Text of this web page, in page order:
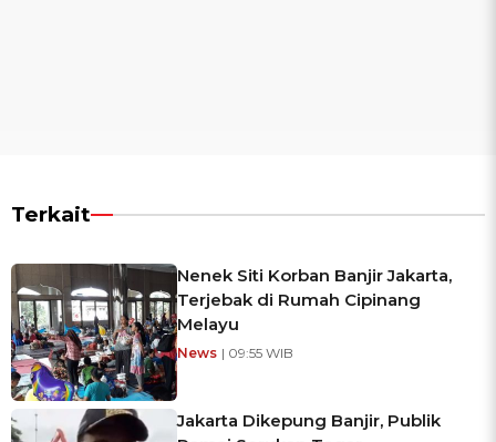
Terkait
Nenek Siti Korban Banjir Jakarta,
Terjebak di Rumah Cipinang
Melayu
News | 09:55 WIB
Jakarta Dikepung Banjir, Publik